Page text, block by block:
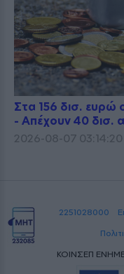
Στα 156 δισ. ευρώ
- Απέχουν 40 δισ.
2026-08-07 03:14:20
2251028000
ΚΟΙΝΣΕΠ